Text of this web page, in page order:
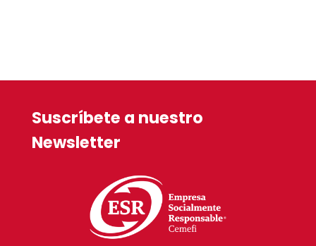
Suscríbete a nuestro
Newsletter